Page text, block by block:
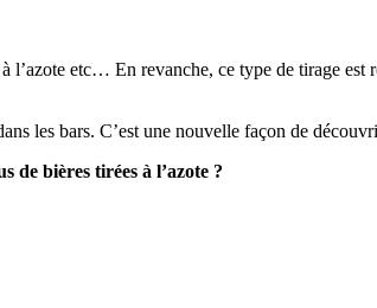
l’azote etc… En revanche, ce type de tirage
les bars. C’est une nouvelle façon de
de bières tirées à l’azote ?